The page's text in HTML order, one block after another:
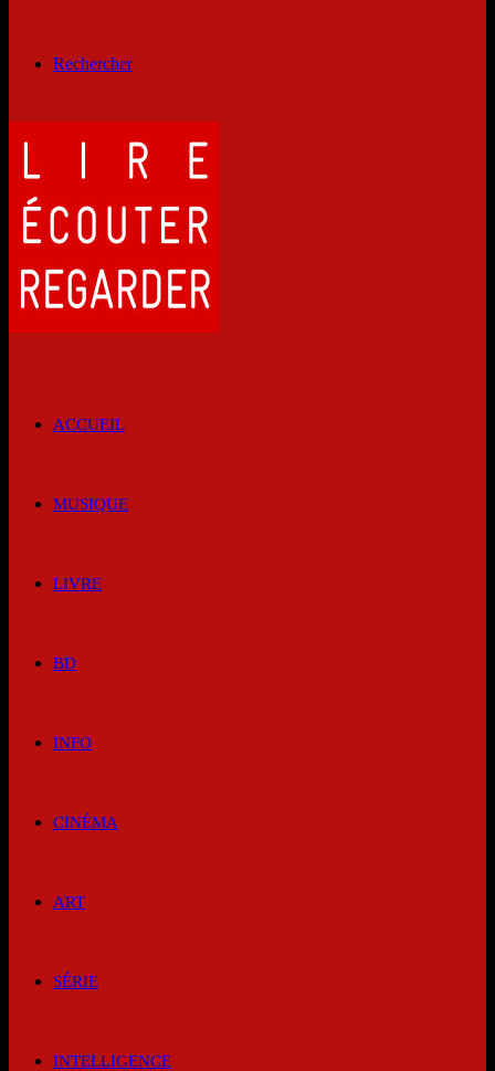
Rechercher
ACCUEIL
MUSIQUE
LIVRE
BD
INFO
CINÉMA
ART
SÉRIE
INTELLIGENCE